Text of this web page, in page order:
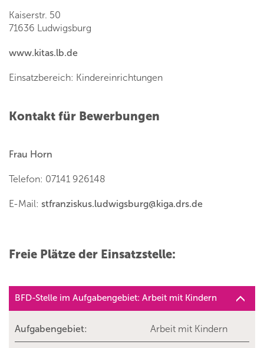
Kaiserstr. 50
71636 Ludwigsburg
www.kitas.lb.de
Einsatzbereich: Kindereinrichtungen
Kontakt für Bewerbungen
Frau Horn
Telefon: 07141 926148
E-Mail: stfranziskus.ludwigsburg@kiga.drs.de
Freie Plätze der Einsatzstelle:
BFD-Stelle im Aufgabengebiet: Arbeit mit Kindern
Aufgabengebiet: Arbeit mit Kindern